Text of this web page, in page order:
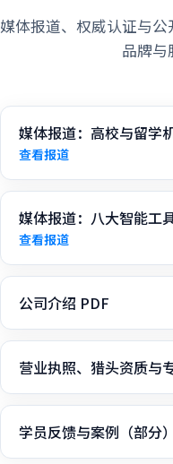
媒体报道、权威认证与
品牌与
媒体报道：高校与留学
查看报道
媒体报道：八大智能工
查看报道
公司介绍 PDF
营业执照、猎头资质与
学员反馈与案例（部分）